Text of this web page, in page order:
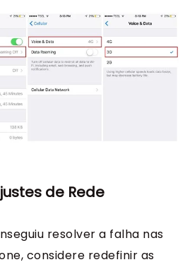
de Rede
resolver a falha nas
considere redefinir as